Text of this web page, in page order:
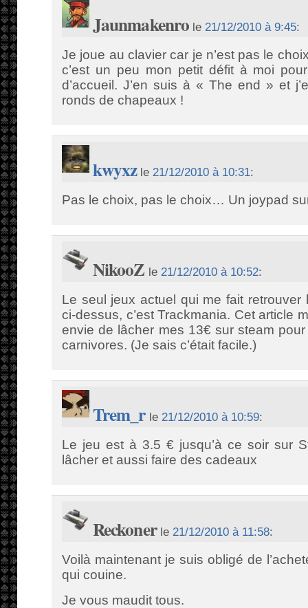
Jaunmakenro le21/12/2010 à 9:45:
Je joue au clavier car je n’est pas le
c’est un peu mon petit défit à moi
d’accueil. J’en suis à « The end » et
ronds de chapeaux !
kwyxzle21/12/2010 à 10:31:
Pas le choix, pas le choix… Un joypad
NikooZ le 21/12/2010 à 10:52:
Le seul jeux actuel qui me fait retrouver
ci-dessus, c’est Trackmania. Cet article
envie de lâcher mes 13€ sur steam
carnivores. (Je sais c’était facile.)
Trem_rle 21/12/2010 à 10:59:
Le jeu est à 3.5 € jusqu’à ce soir sur
lâcher et aussi faire des cadeaux
Reckonerle 21/12/2010 à 11:58:
Voilà maintenant je suis obligé de
qui couine.
Je vous maudit tous.